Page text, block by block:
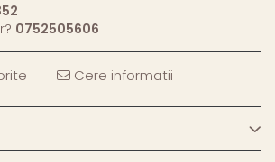
0752505606
Cere informatii